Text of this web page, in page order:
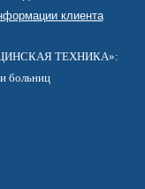
клиента
ТЕХНИКА»:
больниц